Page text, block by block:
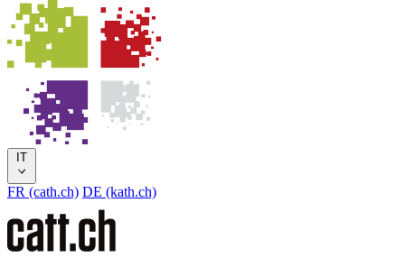
IT
FR (cath.ch) DE (kath.ch)